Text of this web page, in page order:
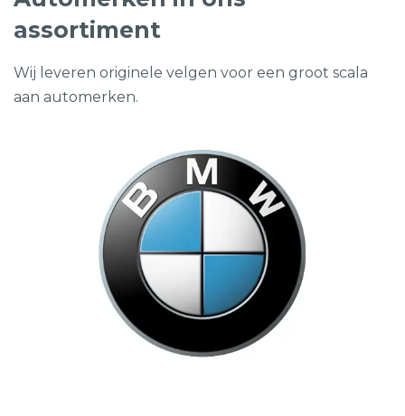
assortiment
Wij leveren originele velgen voor een groot scala
aan automerken.